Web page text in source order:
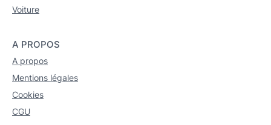
Voiture
A PROPOS
A propos
Mentions légales
Cookies
CGU